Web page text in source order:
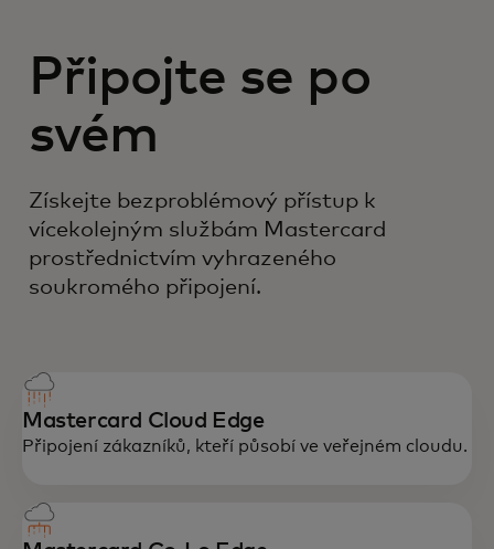
Připojte se po
svém
Získejte bezproblémový přístup k
vícekolejným službám Mastercard
prostřednictvím vyhrazeného
soukromého připojení.
Mastercard Cloud Edge
Připojení zákazníků, kteří působí ve veřejném cloudu.